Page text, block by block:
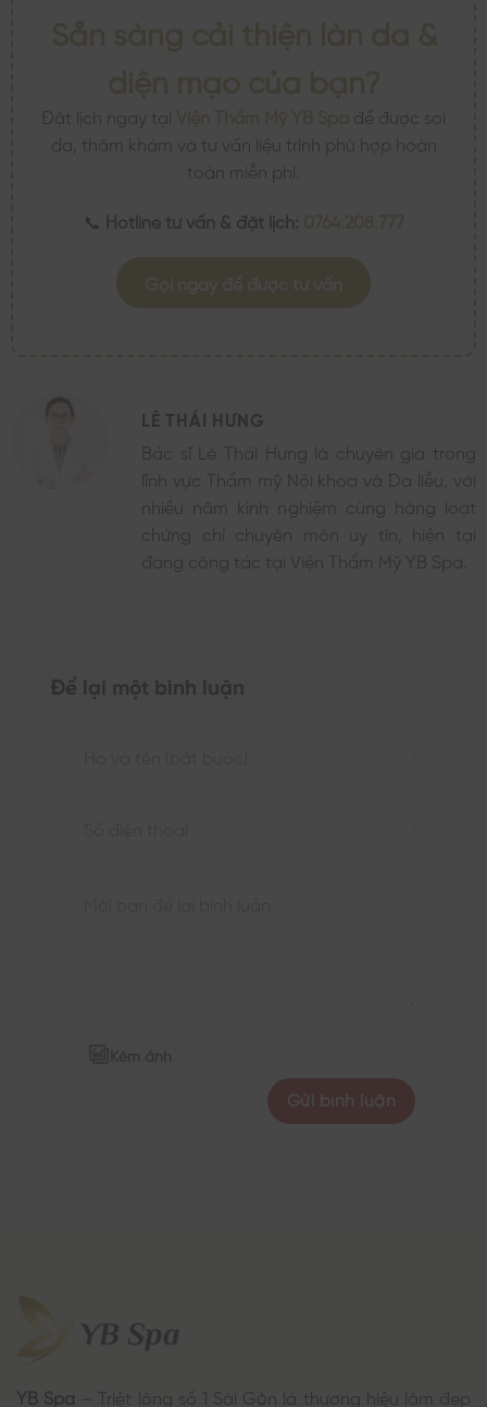
Đặt lịch ngay tại
để được soi
da, thăm khám và tư vấn liệu trình phù hợp hoàn
toàn miễn phí.
📞 Hotline tư vấn & đặt lịch:
LÊ THÁI HƯNG
Bác sĩ Lê Thái Hưng là chuyên gia trong
lĩnh vực Thẩm mỹ Nội khoa và Da liễu, với
nhiều năm kinh nghiệm cùng hàng loạt
chứng chỉ chuyên môn uy tín, hiện tại
đang công tác tại Viện Thẩm Mỹ YB Spa.
Để lại một bình luận
YB Spa – Triệt lông số 1 Sài Gòn là thương hiệu làm đẹp